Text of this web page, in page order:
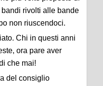
rivolti alle bande
non riuscendoci.
Chi in questi anni
ora pare aver
che mai!
del consiglio